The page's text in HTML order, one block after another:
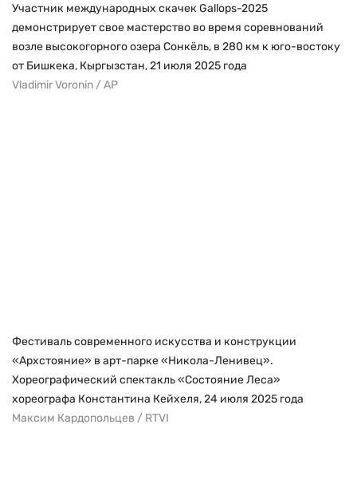
Участник международных скачек Gallops-2025
демонстрирует свое мастерство во время соревнований
возле высокогорного озера Сонкёль, в 280 км к юго-востоку
от Бишкека, Кыргызстан, 21 июля 2025 года
Vladimir Voronin / AP
Фестиваль современного искусства и конструкции
«Архстояние» в арт-парке «Никола-Ленивец».
Хореографический спектакль «Состояние Леса»
хореографа Константина Кейхеля, 24 июля 2025 года
Максим Кардопольцев / RTVI